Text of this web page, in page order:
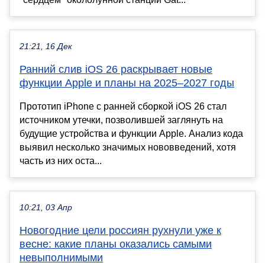
21:21, 16 Дек
Ранний слив iOS 26 раскрывает новые
функции Apple и планы на 2025–2027 годы
Прототип iPhone с ранней сборкой iOS 26 стал
источником утечки, позволившей заглянуть на
будущие устройства и функции Apple. Анализ кода
выявил несколько значимых нововведений, хотя
часть из них оста...
10:21, 03 Апр
Новогодние цели россиян рухнули уже к
весне: какие планы оказались самыми
невыполнимыми